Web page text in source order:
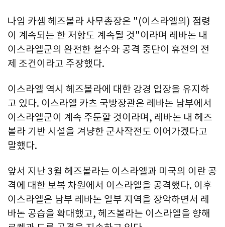
나임 카셈 헤즈볼라 사무총장은 "(이스라엘의) 점령
이 계속되는 한 저항도 계속될 것"이라며 레바논 내
이스라엘군의 완전한 철수와 공격 중단이 휴전의 전
제 조건이라고 주장했다.
이스라엘 역시 헤즈볼라에 대한 강경 입장을 유지하
고 있다. 이스라엘 카츠 국방장관은 레바논 남부에서
이스라엘군이 계속 주둔할 것이라며, 레바논 내 헤즈
볼라 기반 시설을 겨냥한 군사작전도 이어가겠다고
말했다.
앞서 지난 3월 헤즈볼라는 이스라엘과 미국의 이란 공
격에 대한 보복 차원에서 이스라엘을 공격했다. 이후
이스라엘은 남부 레바논 일부 지역을 장악하면서 레
바논 공습을 확대했고, 헤즈볼라는 이스라엘을 향해